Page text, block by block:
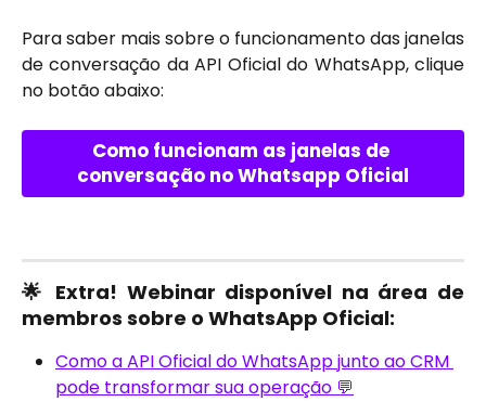
Para saber mais sobre o funcionamento das janelas
de conversação da API Oficial do WhatsApp, clique
no botão abaixo:
Como funcionam as janelas de
conversação no Whatsapp Oficial
🌟 Extra! Webinar disponível na área de
membros sobre o WhatsApp Oficial:
Como a API Oficial do WhatsApp junto ao CRM
pode transformar sua operação 💬